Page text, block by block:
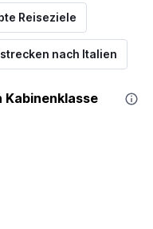
Reiseziele
nach Italien
Kabinenklasse